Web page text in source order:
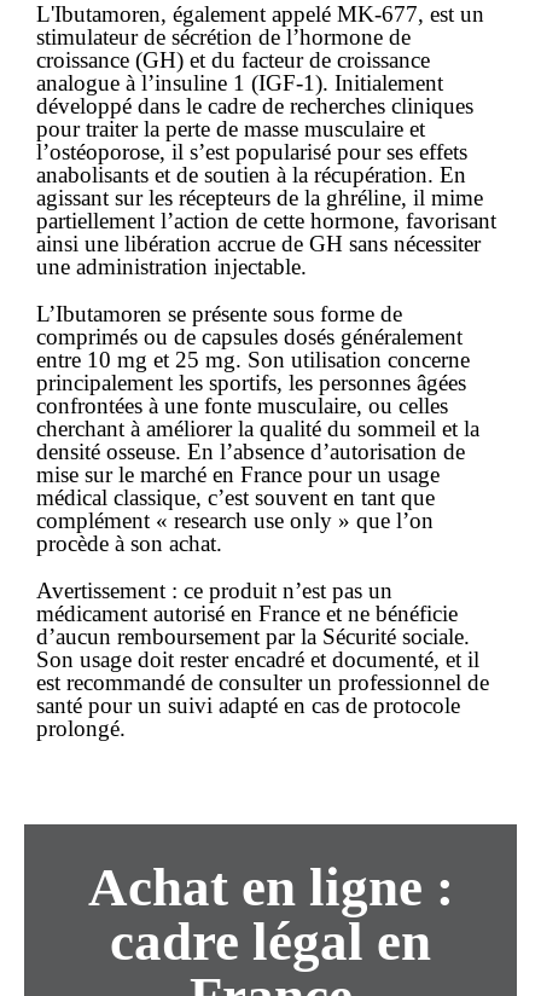
L'Ibutamoren, également appelé MK-677, est un
stimulateur de sécrétion de l’hormone de
croissance (GH) et du facteur de croissance
analogue à l’insuline 1 (IGF-1). Initialement
développé dans le cadre de recherches cliniques
pour traiter la perte de masse musculaire et
l’ostéoporose, il s’est popularisé pour ses effets
anabolisants et de soutien à la récupération. En
agissant sur les récepteurs de la ghréline, il mime
partiellement l’action de cette hormone, favorisant
ainsi une libération accrue de GH sans nécessiter
une administration injectable.
L’Ibutamoren se présente sous forme de
comprimés ou de capsules dosés généralement
entre 10 mg et 25 mg. Son utilisation concerne
principalement les sportifs, les personnes âgées
confrontées à une fonte musculaire, ou celles
cherchant à améliorer la qualité du sommeil et la
densité osseuse. En l’absence d’autorisation de
mise sur le marché en France pour un usage
médical classique, c’est souvent en tant que
complément « research use only » que l’on
procède à son achat.
Avertissement : ce produit n’est pas un
médicament autorisé en France et ne bénéficie
d’aucun remboursement par la Sécurité sociale.
Son usage doit rester encadré et documenté, et il
est recommandé de consulter un professionnel de
santé pour un suivi adapté en cas de protocole
prolongé.
Achat en ligne :
cadre légal en